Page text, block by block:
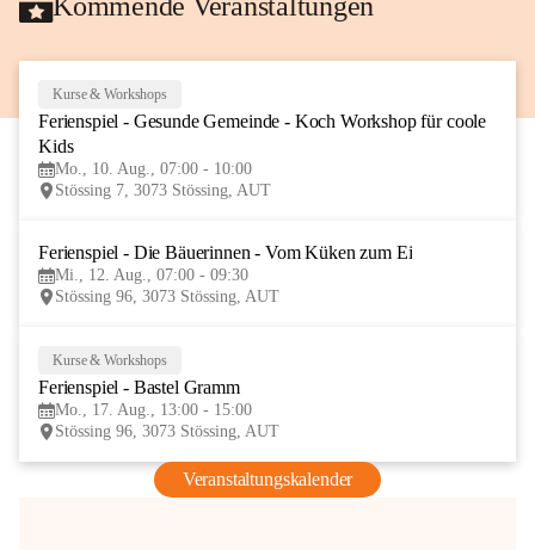
AUG
Kurse & Workshops
Ferienspiel - Gesunde Gemeinde - Koch Workshop für coole
Kids
Mo., 10. Aug., 07:00 - 10:00
Stössing 7, 3073 Stössing, AUT
Ferienspiel - Die Bäuerinnen - Vom Küken zum Ei
Mi., 12. Aug., 07:00 - 09:30
Stössing 96, 3073 Stössing, AUT
Kurse & Workshops
Ferienspiel - Bastel Gramm
Mo., 17. Aug., 13:00 - 15:00
Stössing 96, 3073 Stössing, AUT
Veranstaltungskalender